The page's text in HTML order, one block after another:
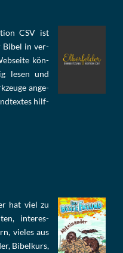
CSV ist
Bi­bel in ver­
kön­
le­sen und
an­ge­
hilf­
hat viel zu
in­te­res­
vie­les aus
Bi­bel­kurs,